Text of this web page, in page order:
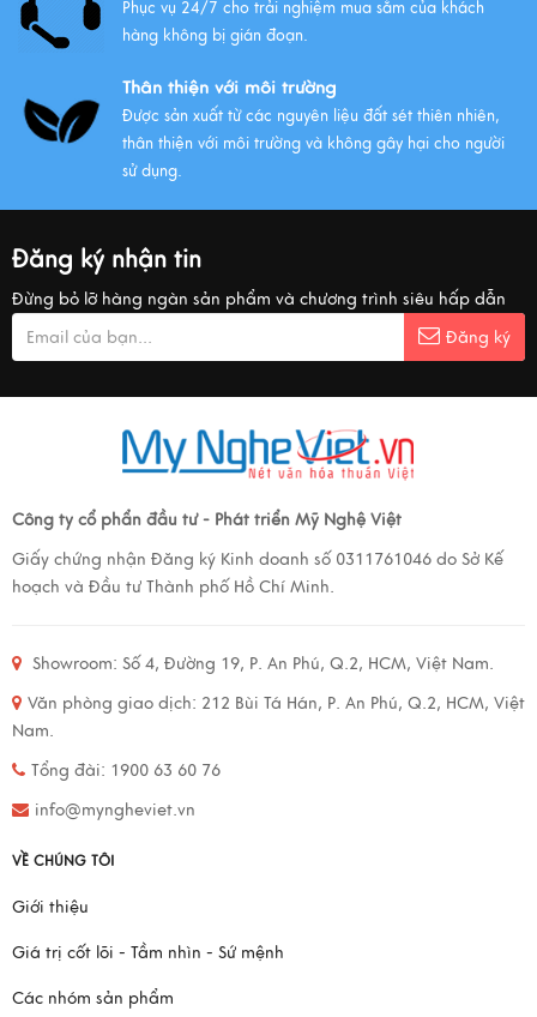
Phục vụ 24/7 cho trải nghiệm mua sắm của khách
hàng không bị gián đoạn.
Thân thiện với môi trường
Được sản xuất từ các nguyên liệu đất sét thiên nhiên,
thân thiện với môi trường và không gây hại cho người
sử dụng.
Đăng ký nhận tin
Đừng bỏ lỡ hàng ngàn sản phẩm và chương trình siêu hấp dẫn
Đăng ký
Công ty cổ phẩn đầu tư - Phát triển Mỹ Nghệ Việt
Giấy chứng nhận Đăng ký Kinh doanh số 0311761046 do Sở Kế
hoạch và Đầu tư Thành phố Hồ Chí Minh.
Showroom: Số 4, Đường 19, P. An Phú, Q.2, HCM, Việt Nam.
Văn phòng giao dịch: 212 Bùi Tá Hán, P. An Phú, Q.2, HCM, Việt
Nam.
Tổng đài: 1900 63 60 76
info@myngheviet.vn
VỀ CHÚNG TÔI
Giới thiệu
Giá trị cốt lõi - Tầm nhìn - Sứ mệnh
Các nhóm sản phẩm